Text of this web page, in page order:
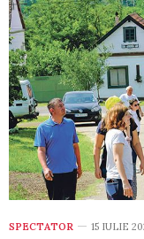
SPECTATOR 15 IULIE